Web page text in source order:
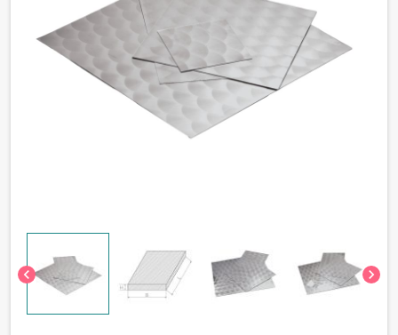
chevron_left chevron_right